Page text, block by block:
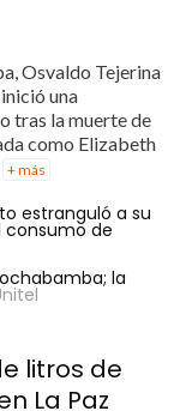
Osvaldo Tejerina
una
tras la muerte de
como Elizabeth
+ más
estranguló a su
consumo de
la
litros de
La Paz